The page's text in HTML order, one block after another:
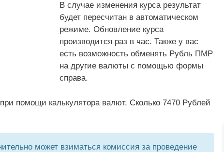
В случае изменения курса результат
будет пересчитан в автоматическом
режиме. Обновление курса
производится раз в час. Также у вас
есть возможность обменять Рубль ПМР
на другие валюты с помощью формы
справа.
помощи калькулятора валют. Сколько 7470 Рублей
может взиматься комиссия за проведение